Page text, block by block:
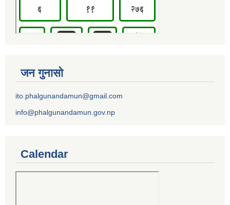
जन गुनासो
ito.phalgunandamun@gmail.com
info@phalgunandamun.gov.np
Calendar